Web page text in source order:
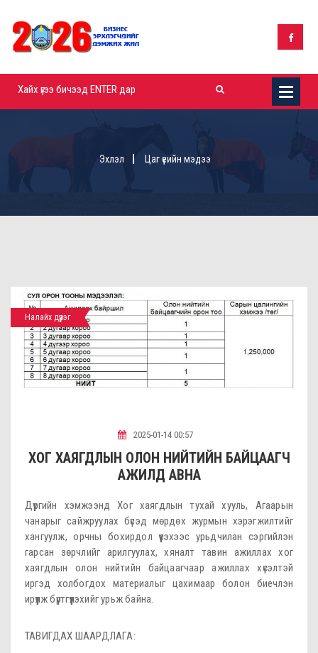
Эхлэл Цаг үеийн мэдээ
Налайх дүүрэг
2025-01-14 00:57
ХОГ ХАЯГДЛЫН ОЛОН НИЙТИЙН БАЙЦААГЧ
АЖИЛД АВНА
Дүүргийн хэмжээнд Хог хаягдлын тухай хууль, Агаарын
чанарыг сайжруулах бүсэд мөрдөх журмын хэрэгжилтийг
хангуулж, орчны бохирдол үүсэхээс урьдчилан сэргийлэн
гарсан зөрчлийг арилгуулах, хяналт тавин ажиллах хог
хаягдлын олон нийтийн байцаагчаар ажиллах хүсэлтэй
иргэд холбогдох материалыг цахимаар болон биечлэн
ирүүлж бүртгүүлэхийг урьж байна.
ТАВИГДАХ ШААРДЛАГА: